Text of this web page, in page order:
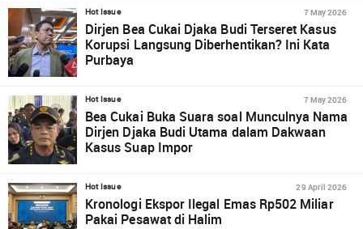
Hot Issue 7 May 2026
Dirjen Bea Cukai Djaka Budi Terseret Kasus
Korupsi Langsung Diberhentikan? Ini Kata
Purbaya
Hot Issue 7 May 2026
Bea Cukai Buka Suara soal Munculnya Nama
Dirjen Djaka Budi Utama dalam Dakwaan
Kasus Suap Impor
Hot Issue 29 April 2026
Kronologi Ekspor Ilegal Emas Rp502 Miliar
Pakai Pesawat di Halim